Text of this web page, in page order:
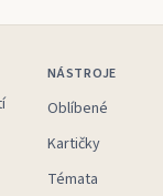
NÁSTROJE
Oblíbené
Kartičky
Témata